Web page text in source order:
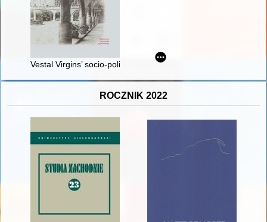
Vestal Virgins’ socio-political role and the narrative of Roma
ROCZNIK 2022